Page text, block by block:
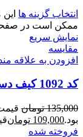
انتخاب گزینه ها
ممکن است در
نمایش سریع
مقايسه
افزودن به علاقه
کد 1092 کیف دستی دوشی طرح مارک
135,000 تومان
بود.109,000 تومان
فروخته شده